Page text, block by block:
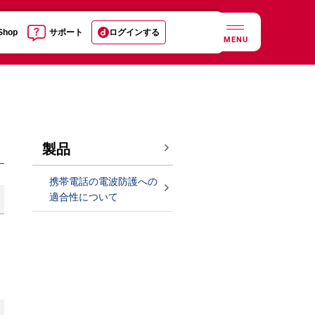
サポート ログインする
MENU
製品
携帯電話の電波防護への
適合性について